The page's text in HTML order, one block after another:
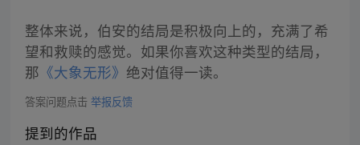
整体来说，伯安的结局是积极向上的，充满了希
望和救赎的感觉。如果你喜欢这种类型的结局，
那 《大象无形》 绝对值得一读。
答案问题点击 举报反馈
提到的作品